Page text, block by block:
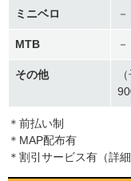
ミニベロ －
MTB －
その他
＊前払い制
＊MAP配布有
＊割引サービス有（詳